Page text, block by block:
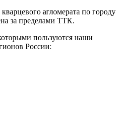
агломерата по городу
за пределами ТТК.
пользуются наши
России: